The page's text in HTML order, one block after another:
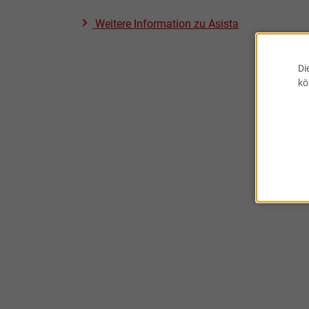
Weitere Information zu Asista